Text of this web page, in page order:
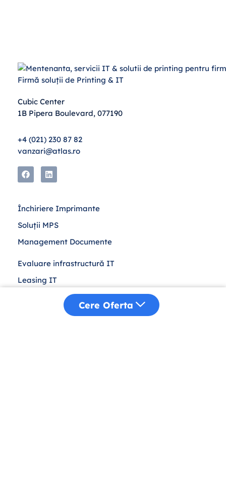
Firmă soluții de Printing & IT
Cubic Center
1B Pipera Boulevard, 077190
+4 (021) 230 87 82
vanzari@atlas.ro
Închiriere Imprimante
Soluții MPS
Management Documente
Evaluare infrastructură IT
Leasing IT
Achiziții Publice
Cere Oferta